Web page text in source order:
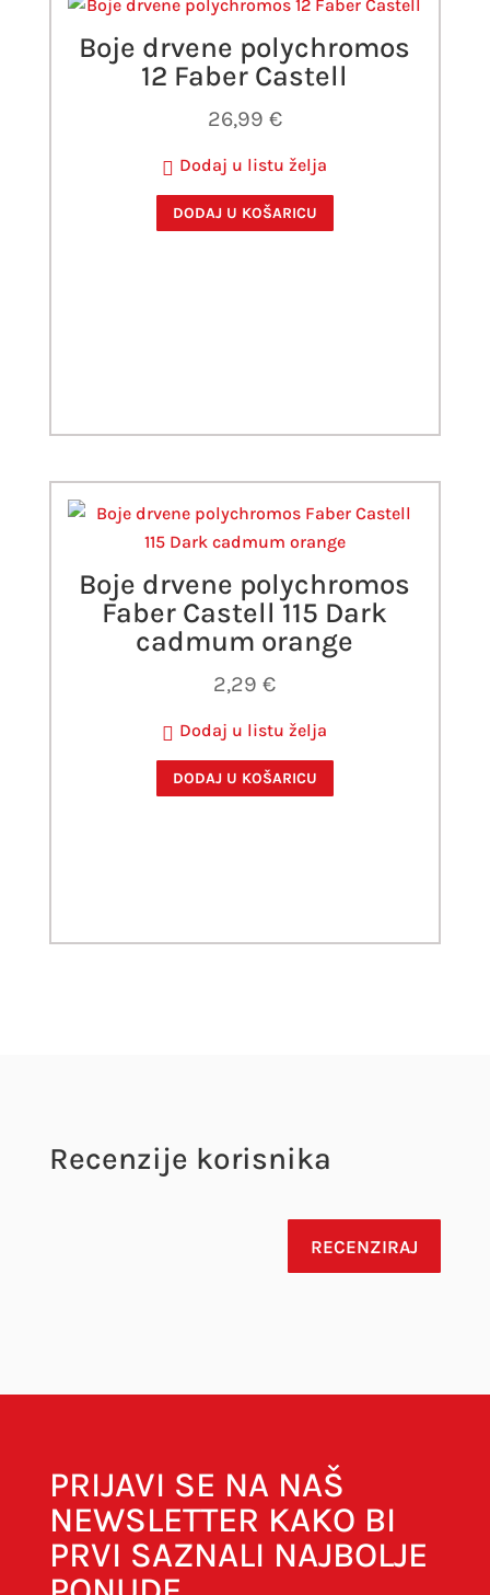
Boje drvene polychromos
12 Faber Castell
26,99 €
Dodaj u listu želja
DODAJ U KOŠARICU
Boje drvene polychromos
Faber Castell 115 Dark
cadmum orange
2,29€
Dodaj u listu želja
DODAJ U KOŠARICU
Recenzije korisnika
RECENZIRAJ
Naziv*
PRIJAVI SE NA NAŠ
NEWSLETTER KAKO BI
PRVI SAZNALI NAJBOLJE